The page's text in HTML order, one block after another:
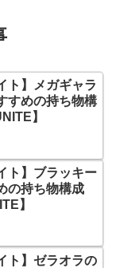
ト】メガギャラ
すめの持ち物構
】
ト】ブラッキー
の持ち物構成
】
ト】ゼラオラの